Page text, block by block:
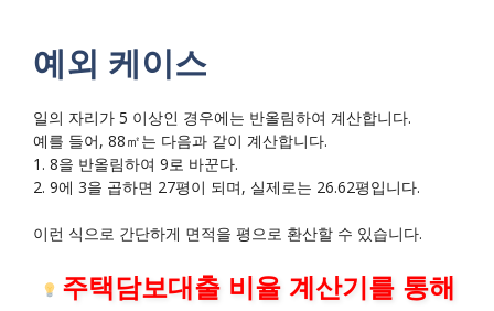
예외 케이스
일의 자리가 5 이상인 경우에는 반올림하여 계산합니다.
예를 들어, 88㎡는 다음과 같이 계산합니다.
1. 8을 반올림하여 9로 바꾼다.
2. 9에 3을 곱하면 27평이 되며, 실제로는 26.62평입니다.
이런 식으로 간단하게 면적을 평으로 환산할 수 있습니다.
주택담보대출 비율 계산기를 통해